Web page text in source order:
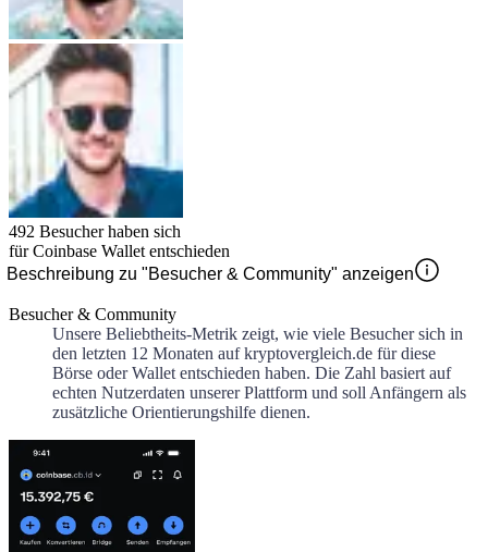
492 Besucher haben sich
fürCoinbase Wallet entschieden
Beschreibung zu "Besucher & Community" anzeigen
Besucher & Community
Unsere Beliebtheits-Metrik zeigt, wie viele Besucher sich in
den letzten 12 Monaten auf kryptovergleich.de für diese
Börse oder Wallet entschieden haben. Die Zahl basiert auf
echten Nutzerdaten unserer Plattform und soll Anfängern als
zusätzliche Orientierungshilfe dienen.